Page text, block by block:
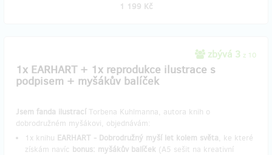
1 199 Kč
zbývá 3 z 10
1x EARHART + 1x reprodukce ilustrace s
podpisem + myšákův balíček
Jsem fanda ilustrací Torbena Kuhlmanna, autora knih o
dobrodružném myšákovi, objednávám:
1x knihu EARHART - Dobrodružný myší let kolem světa, ke které
získám navíc bonus: myšákův balíček (A5 sešit na kreativní